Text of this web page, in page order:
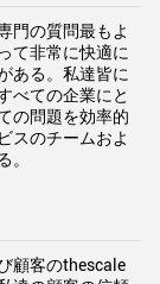
門の質問最もよ
て非常に快適に
ある。私達皆に
べての企業にと
の問題を効率的
スのチームおよ
。
顧客のthescale